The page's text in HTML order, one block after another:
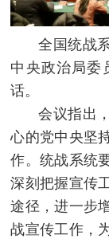
全国统战
中央政治局委
话。
会议指出
心的党中央坚
作。统战系统
深刻把握宣传
途径，进一步
战宣传工作，